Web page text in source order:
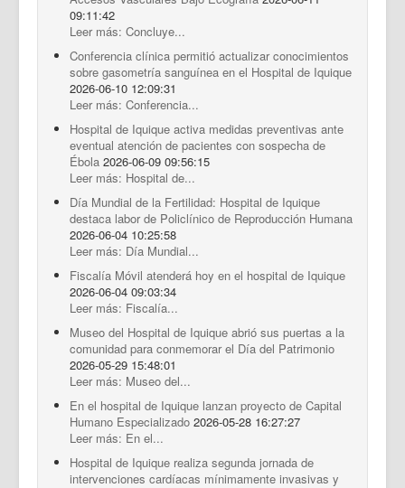
09:11:42
Leer más: Concluye...
Conferencia clínica permitió actualizar conocimientos
sobre gasometría sanguínea en el Hospital de Iquique
2026-06-10 12:09:31
Leer más: Conferencia...
Hospital de Iquique activa medidas preventivas ante
eventual atención de pacientes con sospecha de
Ébola 2026-06-09 09:56:15
Leer más: Hospital de...
Día Mundial de la Fertilidad: Hospital de Iquique
destaca labor de Policlínico de Reproducción Humana
2026-06-04 10:25:58
Leer más: Día Mundial...
Fiscalía Móvil atenderá hoy en el hospital de Iquique
2026-06-04 09:03:34
Leer más: Fiscalía...
Museo del Hospital de Iquique abrió sus puertas a la
comunidad para conmemorar el Día del Patrimonio
2026-05-29 15:48:01
Leer más: Museo del...
En el hospital de Iquique lanzan proyecto de Capital
Humano Especializado 2026-05-28 16:27:27
Leer más: En el...
Hospital de Iquique realiza segunda jornada de
intervenciones cardíacas mínimamente invasivas y